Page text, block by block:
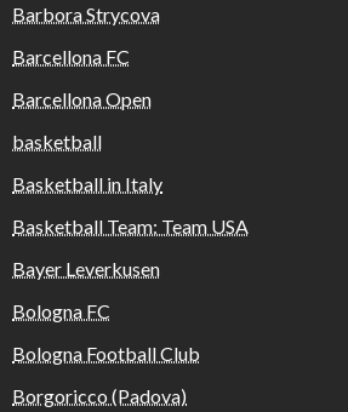
Barbora Strycova
Barcellona FC
Barcellona Open
basketball
Basketball in Italy
Basketball Team: Team USA
Bayer Leverkusen
Bologna FC
Bologna Football Club
Borgoricco (Padova)